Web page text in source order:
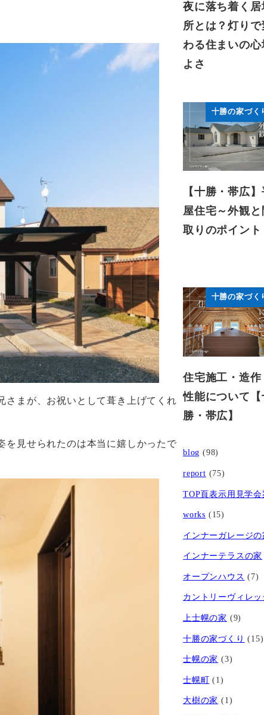
さまが、お祝いとして葺き上げてくれ
を見せられたのは本当に嬉しかったで
夜に落ち着く居
所とは？灯りで
わる住まいの心
よさ
十勝の家づく
【十勝・帯広】
屋住宅～外観と
取りのポイント
十勝の家づく
住宅施工・造作
性能について【
勝・帯広】
blog (98)
report (75)
TOP頁表示用見学会
works (15)
インナーガレージの
インナーテラスの家
オープンハウス (7)
カントリーヴィレ
上士幌の家 (9)
十勝の家づくり (15)
士幌の家 (3)
士幌町 (1)
大樹の家 (1)